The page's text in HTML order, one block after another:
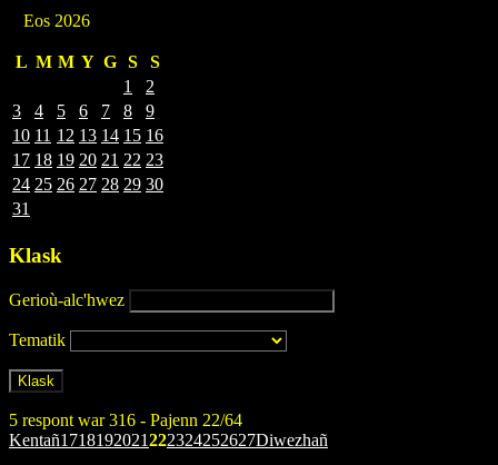
Eos 2026
L M M Y G S
S
1
2
3
4 5 6 7 8
9
10 11 12 13 14 15 16
17 18 19 20 21 22 23
24 25 26 27 28 29 30
31
Klask
Gerioù-alc'hwez
Tematik
5 respont war 316 - Pajenn 22/64
Kentañ1718192021222324252627Diwezhañ